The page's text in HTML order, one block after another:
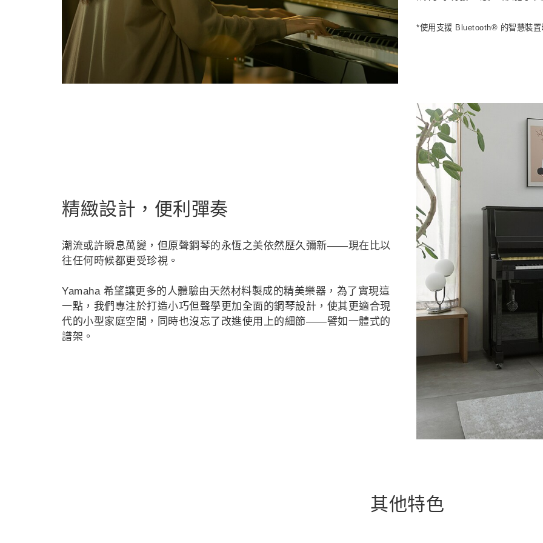
*使用支援 Bluetooth® 的智慧裝置
精緻設計，便利彈奏
潮流或許瞬息萬變，但原聲鋼琴的永恆之美依然歷久彌新——現在比以
往任何時候都更受珍視。
Yamaha 希望讓更多的人體驗由天然材料製成的精美樂器，為了實現這
一點，我們專注於打造小巧但聲學更加全面的鋼琴設計，使其更適合現
代的小型家庭空間，同時也沒忘了改進使用上的細節——譬如一體式的
譜架。
其他特色